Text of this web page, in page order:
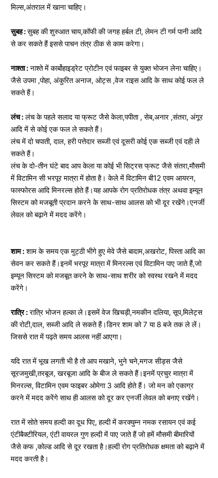
मिल्स,अंतराल में खाना चाहिए।
सुबह :सुबह की शुरुआत चाय,कॉफी की जगह हर्बल टी, लेमन टी गर्म पानी आदि
से कर सकते हैं इससे पाचन तंत्र ठीक से काम करेगा।
नाश्ता :नाश्ते में कार्बोहाइड्रेट प्रोटीन एवं फाइबर से युक्त भोजन लेना चाहिए।
जैसे उपमा ,पोहा, अंकुरित अनाज, ओट्स ,वेज राइस आदि के साथ कोई फल ले
सकते हैं।
लंच :लंच के पहले सलाद या फ्रूट जैसे केला,पपीता , सेब,अनार ,संतरा, अंगूर
आदि में से कोई एक फल ले सकते हैं।
लंच में दो चपाती, दाल, हरी पत्तेदार सब्जी एवं दूसरी कोई एक सब्जी एवं दही ले
सकते हैं।
लंच के दो-तीन घंटे बाद आप केला या कोई भी सिट्रस फ्रूट जैसे संतरा,मौसमी
में विटामिन सी भरपूर मात्रा में होता है। केले में विटामिन बी12 एवम आयरन,
फास्फोरस आदि मिनरल्स होते हैं।यह आपके रोग प्रतिरोधक तंत्र अथवा इम्यून
सिस्टम को मजबूती प्रदान करने के साथ-साथ आलस को भी दूर रखेंगे।एनर्जी
लेवल को बढ़ाने में मदद करेंगे।
शाम :शाम के समय एक मुट्ठी भीगे हुए मेवे जैसे बादाम,अखरोट, पिस्ता आदि का
सेवन कर सकते हैं।इनमें भरपूर मात्रा में मिनरल्स एवं विटामिन पाए जाते हैं,जो
इम्यून सिस्टम को मजबूत करने के साथ-साथ शरीर को स्वस्थ रखने में मदद
करेंगे।
रात्रि :रात्रि भोजन हल्का ले।इसमें वेज खिचड़ी,नमकीन दलिया, सूप,मिलेट्स
की रोटी,दाल, सब्जी आदि ले सकते हैं।डिनर शाम को 7 या 8 बजे तक ले लें।
जिससे रात में पढ़ते समय आलस नहीं आएगा।
यदि रात में भूख लगती भी है तो आप मखाने, भुने चने,मगज सीड्स जैसे
सूरजमुखी,तरबूज, खरबूजा आदि के बीज ले सकते हैं।इनमें प्रचुर मात्रा में
मिनरल्स, विटामिन एवम फाइबर ओमेगा 3 आदि होते हैं। जो मन को एकाग्र
करने में मदद करेंगे साथ ही आलस को दूर कर एनर्जी लेवल को बनाए रखेंगे।
रात में सोते समय हल्दी का दूध पिए, हल्दी में करक्युम्न नमक रसायन एवं कई
एंटीबैक्टीरियल, एंटी वायरल गुण हल्दी में पाए जाते हैं जो हमें मौसमी बीमारियों
जैसे कफ ,कोल्ड आदि से दूर रखता है।हल्दी रोग प्रतिरोधक क्षमता को बढ़ाने में
मदद करती है।